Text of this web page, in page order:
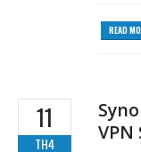
READ
11
TH4
VPN